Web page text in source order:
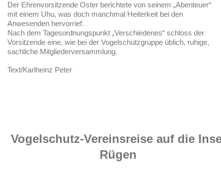
Der Ehrenvorsitzende Oster berichtete von seinem „Abenteuer“
mit einem Uhu, was doch manchmal Heiterkeit bei den
Anwesenden hervorrief.
Nach dem Tagesordnungspunkt „Verschiedenes“ schloss der
Vorsitzende eine, wie bei der Vogelschutzgruppe üblich, ruhige,
sachliche Mitgliederversammlung.
Text/Karlheinz Peter
Vogelschutz-Vereinsreise auf die
Rügen